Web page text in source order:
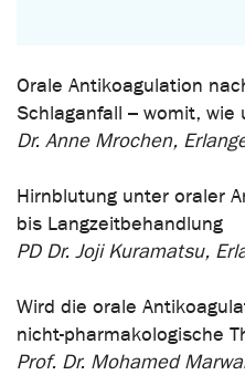
Orale Antikoagulation
Schlaganfall – womit, wie
Dr. Anne Mrochen,
Hirnblutung unter oraler
bis Langzeitbehandlung
PD Dr. Joji Kuramatsu,
Wird die orale
nicht-pharmakologische
Prof. Dr. Mohamed